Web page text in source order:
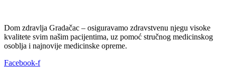
Dom zdravlja Gradačac – osiguravamo zdravstvenu njegu visoke
kvalitete svim našim pacijentima, uz pomoć stručnog medicinskog
osoblja i najnovije medicinske opreme.
Facebook-f